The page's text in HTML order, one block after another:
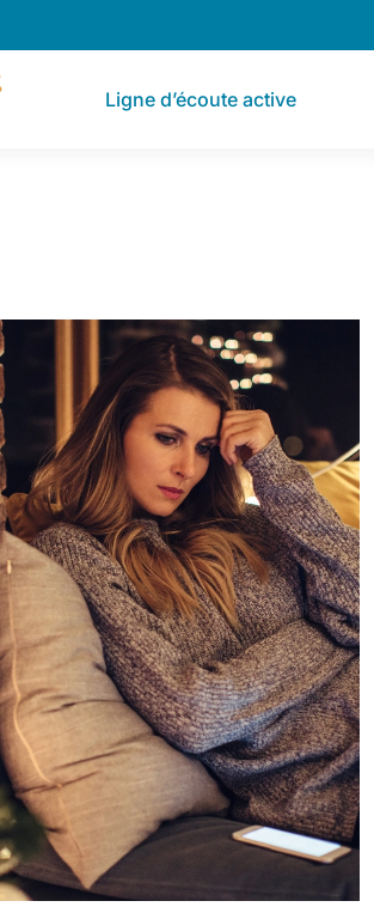
Ligne d’écoute active